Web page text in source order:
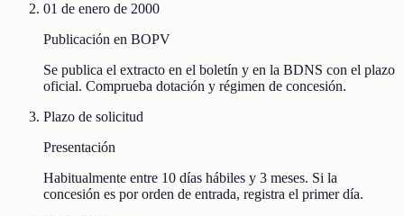
01 de enero de 2000
Publicación en BOPV
Se publica el extracto en el boletín y en la BDNS con el plazo
oficial. Comprueba dotación y régimen de concesión.
Plazo de solicitud
Presentación
Habitualmente entre 10 días hábiles y 3 meses. Si la
concesión es por orden de entrada, registra el primer día.